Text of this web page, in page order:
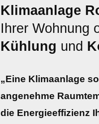
Klimaanlage
Ihrer Wohnung
Kühlung und
„Eine Klimaanlage
angenehme
die Energieeffizienz